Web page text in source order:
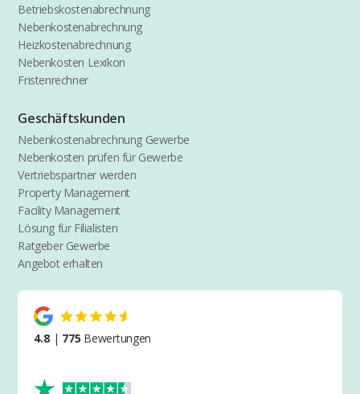
Betriebskostenabrechnung
Nebenkostenabrechnung
Heizkostenabrechnung
Nebenkosten Lexikon
Fristenrechner
Geschäftskunden
Nebenkostenabrechnung Gewerbe
Nebenkosten prüfen für Gewerbe
Vertriebspartner werden
Property Management
Facility Management
Lösung für Filialisten
Ratgeber Gewerbe
Angebot erhalten
4.8 | 775 Bewertungen